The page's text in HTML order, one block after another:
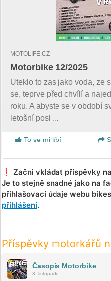
MOTOLIFE.CZ
Motorbike 12/2025
Uteklo to zas jako voda, ze
se, teprve před chvílí a
roku. A abyste se v období
letošní posl ...
To se mi líbí
❗️ Začni vkládat příspěvky na
Je to stejně snadné jako na
přihlašovací údaje webu
přihlášení.
Příspěvky motorkářů
Časopis Motorbike
3. listopadu